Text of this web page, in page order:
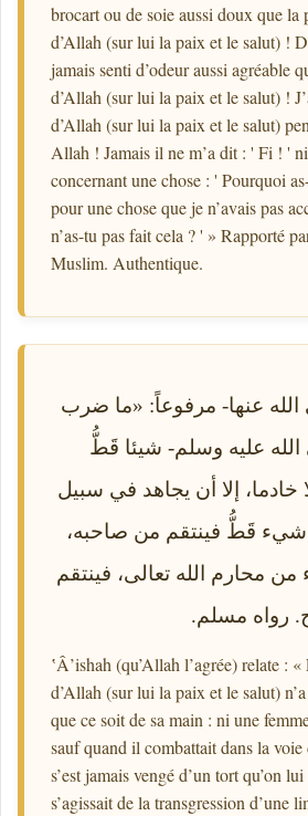
brocart ou de soie aussi doux que la
d’Allah (sur lui la paix et le salut) !
jamais senti d’odeur aussi agréable
d’Allah (sur lui la paix et le salut) !
d’Allah (sur lui la paix et le salut)
Allah ! Jamais il ne m’a dit : ' Fi ! '
concernant une chose : ' Pourquoi
pour une chose que je n’avais pas
n’as-tu pas fait cela ? ' » Rapporté
Muslim. Authentique.
عنها- مرفوعاً: «ما ضرب
عليه وسلم- شيئا قَطُّ
خادما، إلا أن يجاهد في سبيل
شيء قَطُّ فينتقم من صاحبه،
محارم الله تعالى، فينتقم
رواه مسلم.
ʽÂ’ishah (qu’Allah l’agrée) relate :
d’Allah (sur lui la paix et le salut)
que ce soit de sa main : ni une
sauf quand il combattait dans la
s’est jamais vengé d’un tort qu’on
s’agissait de la transgression d’une